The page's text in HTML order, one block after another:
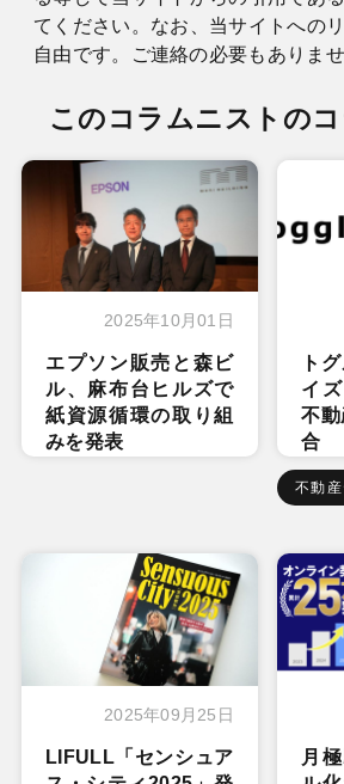
てください。なお、当サイトへの
自由です。ご連絡の必要もありませ
このコラムニストの
2025年10月01日
エプソン販売と森ビ
ル、麻布台ヒルズで
紙資源循環の取り組
みを発表
ト
イ
不
合
不動産
2025年09月25日
LIFULL「センシュア
月